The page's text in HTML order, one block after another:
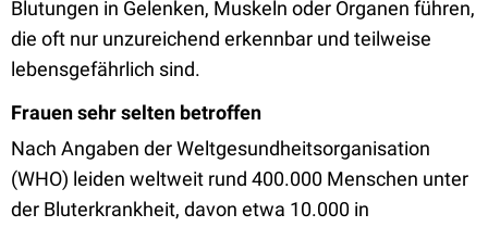
Blutungen in Gelenken, Muskeln oder Organen führen,
die oft nur unzureichend erkennbar und teilweise
lebensgefährlich sind.
Frauen sehr selten betroffen
Nach Angaben der Weltgesundheitsorganisation
(WHO) leiden weltweit rund 400.000 Menschen unter
der Bluterkrankheit, davon etwa 10.000 in